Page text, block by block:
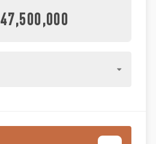
IDR 47,500,000